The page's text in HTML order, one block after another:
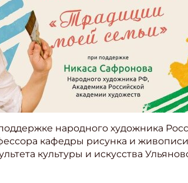
народного художника
кафедры рисунка и
культуры и искусства